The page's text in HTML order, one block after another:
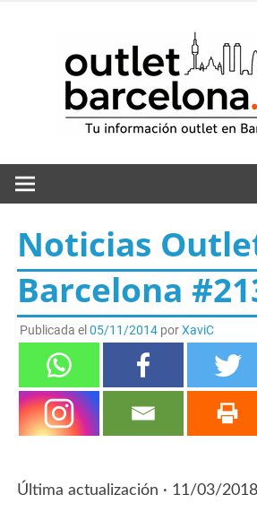
Noticias
Barcelona
Publicada el 05/11/2014porXaviC
Última actualización · 11/03/2018